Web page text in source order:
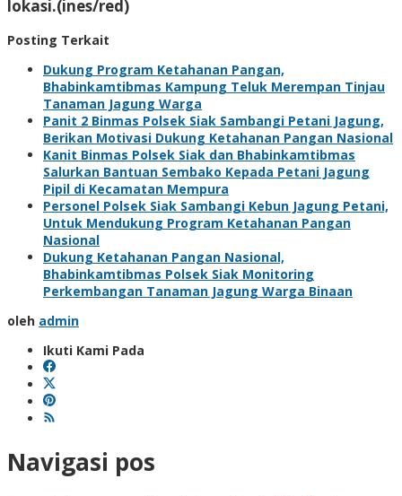
lokasi.(ines/red)
Posting Terkait
Dukung Program Ketahanan Pangan,
Bhabinkamtibmas Kampung Teluk Merempan Tinjau
Tanaman Jagung Warga
Panit 2 Binmas Polsek Siak Sambangi Petani Jagung,
Berikan Motivasi Dukung Ketahanan Pangan Nasional
Kanit Binmas Polsek Siak dan Bhabinkamtibmas
Salurkan Bantuan Sembako Kepada Petani Jagung
Pipil di Kecamatan Mempura
Personel Polsek Siak Sambangi Kebun Jagung Petani,
Untuk Mendukung Program Ketahanan Pangan
Nasional
Dukung Ketahanan Pangan Nasional,
Bhabinkamtibmas Polsek Siak Monitoring
Perkembangan Tanaman Jagung Warga Binaan
oleh admin
Ikuti Kami Pada
Navigasi pos